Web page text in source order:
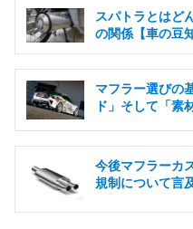
スパトラとはど
の関係【車の豆
マフラー選びの
ド」そして「素
今後マフラーカ
規制について言